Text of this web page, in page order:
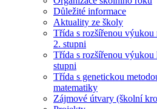
Důležité informace
Aktuality ze školy
Třída s rozšířenou
2. stupni
Třída s rozšířenou
stupni
Třída s genetickou
matematiky
Zájmové útvary (školní